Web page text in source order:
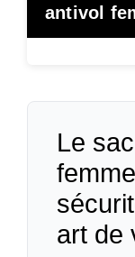
antivol
Le
art de